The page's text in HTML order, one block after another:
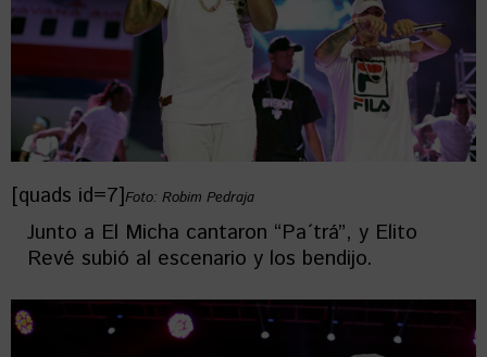
[quads id=7]Foto: Robim Pedraja
Junto a El Micha cantaron “Pa´trá”, y Elito
Revé subió al escenario y los bendijo.